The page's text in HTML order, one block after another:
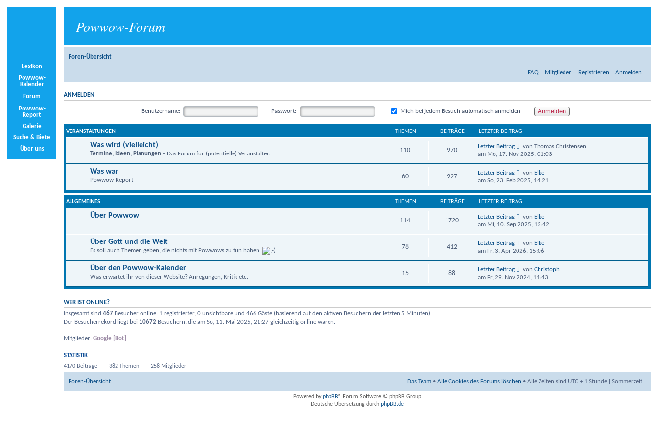
Powwow-Forum
Lexikon
Powwow-
Kalender
Forum
Powwow-
Report
Galerie
Suche & Biete
Über uns
Foren-Übersicht
FAQ Mitglieder Registrieren Anmelden
ANMELDEN
Benutzername: Passwort: Mich bei jedem Besuch automatisch anmelden
VERANSTALTUNGEN THEMEN BEITRÄGE LETZTER BEITRAG
Was wird (vielleicht)
Termine, Ideen, Planungen – Das Forum für (potentielle) Veranstalter. 110 970
Letzter Beitrag
von Thomas Christensen
am Mo, 17. Nov 2025, 01:03
Was war
Powwow-Report 60 927
Letzter Beitrag von Elke
am So, 23. Feb 2025, 14:21
ALLGEMEINES THEMEN BEITRÄGE LETZTER BEITRAG
Über Powwow
114 1720
Letzter Beitrag von Elke
am Mi, 10. Sep 2025, 12:42
Über Gott und die Welt
Es soll auch Themen geben, die nichts mit Powwows zu tun haben. 78 412
Letzter Beitrag von Elke
am Fr, 3. Apr 2026, 15:06
Über den Powwow-Kalender
Was erwartet ihr von dieser Website? Anregungen, Kritik etc. 15 88
Letzter Beitrag vonChristoph
am Fr, 29. Nov 2024, 11:43
WER IST ONLINE?
Insgesamt sind 467 Besucher online: 1 registrierter, 0 unsichtbare und 466 Gäste (basierend auf den aktiven Besuchern der letzten 5 Minuten)
Der Besucherrekord liegt bei 10672 Besuchern, die am So, 11. Mai 2025, 21:27 gleichzeitig online waren.
Mitglieder: Google [Bot]
STATISTIK
4170 Beiträge
382 Themen 258 Mitglieder
Foren-Übersicht Das Team • Alle Cookies des Forums löschen • Alle Zeiten sind UTC + 1 Stunde [ Sommerzeit ]
Powered byphpBB® Forum Software © phpBB Group
Deutsche Übersetzung durch phpBB.de